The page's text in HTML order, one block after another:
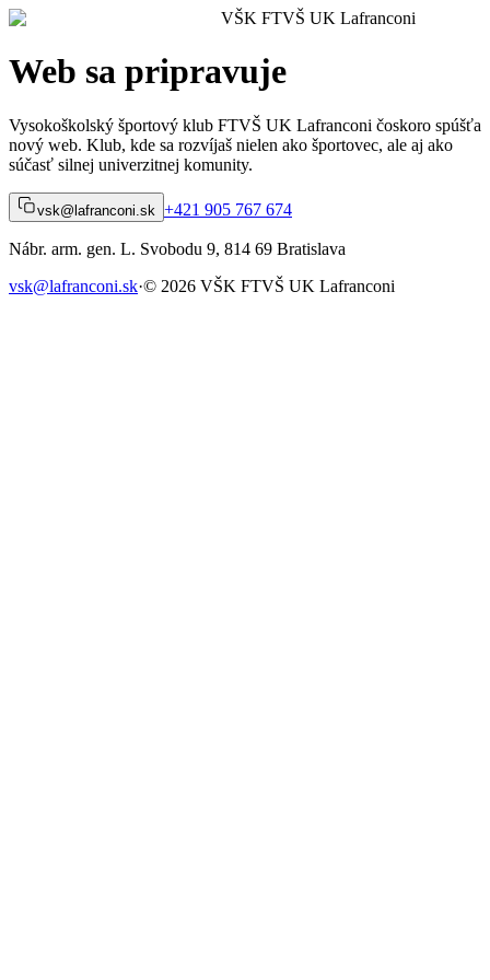
VŠK FTVŠ UK Lafranconi
Web sa pripravuje
Vysokoškolský športový klub FTVŠ UK Lafranconi čoskoro spúšťa
nový web. Klub, kde sa rozvíjaš nielen ako športovec, ale aj ako
súčasť silnej univerzitnej komunity.
vsk@lafranconi.sk +421 905 767 674
Nábr. arm. gen. L. Svobodu 9, 814 69 Bratislava
vsk@lafranconi.sk·© 2026 VŠK FTVŠ UK Lafranconi